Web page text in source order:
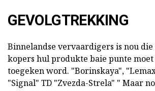
GEVOLGTREKKING
Binnelandse vervaardigers is nou die
kopers hul produkte baie punte
toegeken word. "Borinskaya",
"Signal" TD "Zvezda-Strela" " Maar